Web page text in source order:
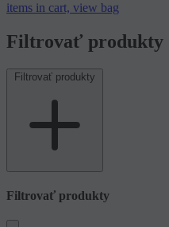
items in cart, view bag
Filtrovať produkty
Filtrovať produkty
Filtrovať produkty